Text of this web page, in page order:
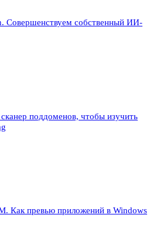
Совершенствуем собственный ИИ-
поддоменов, чтобы изучить
Как превью приложений в Windows